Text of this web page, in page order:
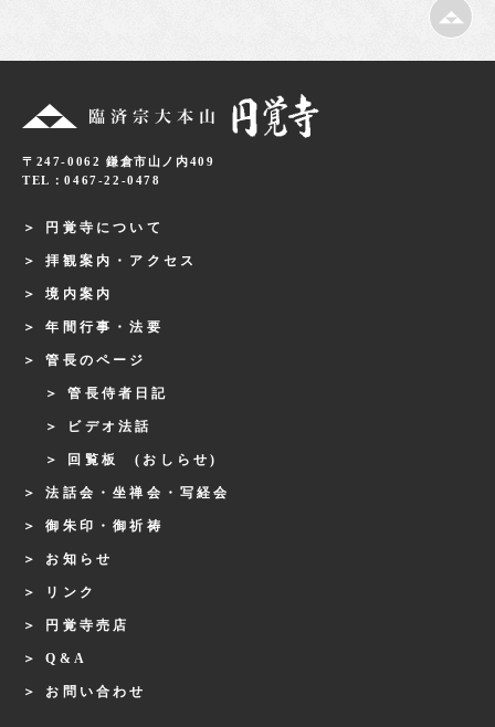
〒247-0062 鎌倉市山ノ内409
TEL：0467-22-0478
円覚寺について
拝観案内・アクセス
境内案内
年間行事・法要
管長のページ
管長侍者日記
ビデオ法話
回覧板 (おしらせ)
法話会・坐禅会・写経会
御朱印・御祈祷
お知らせ
リンク
円覚寺売店
Q&A
お問い合わせ